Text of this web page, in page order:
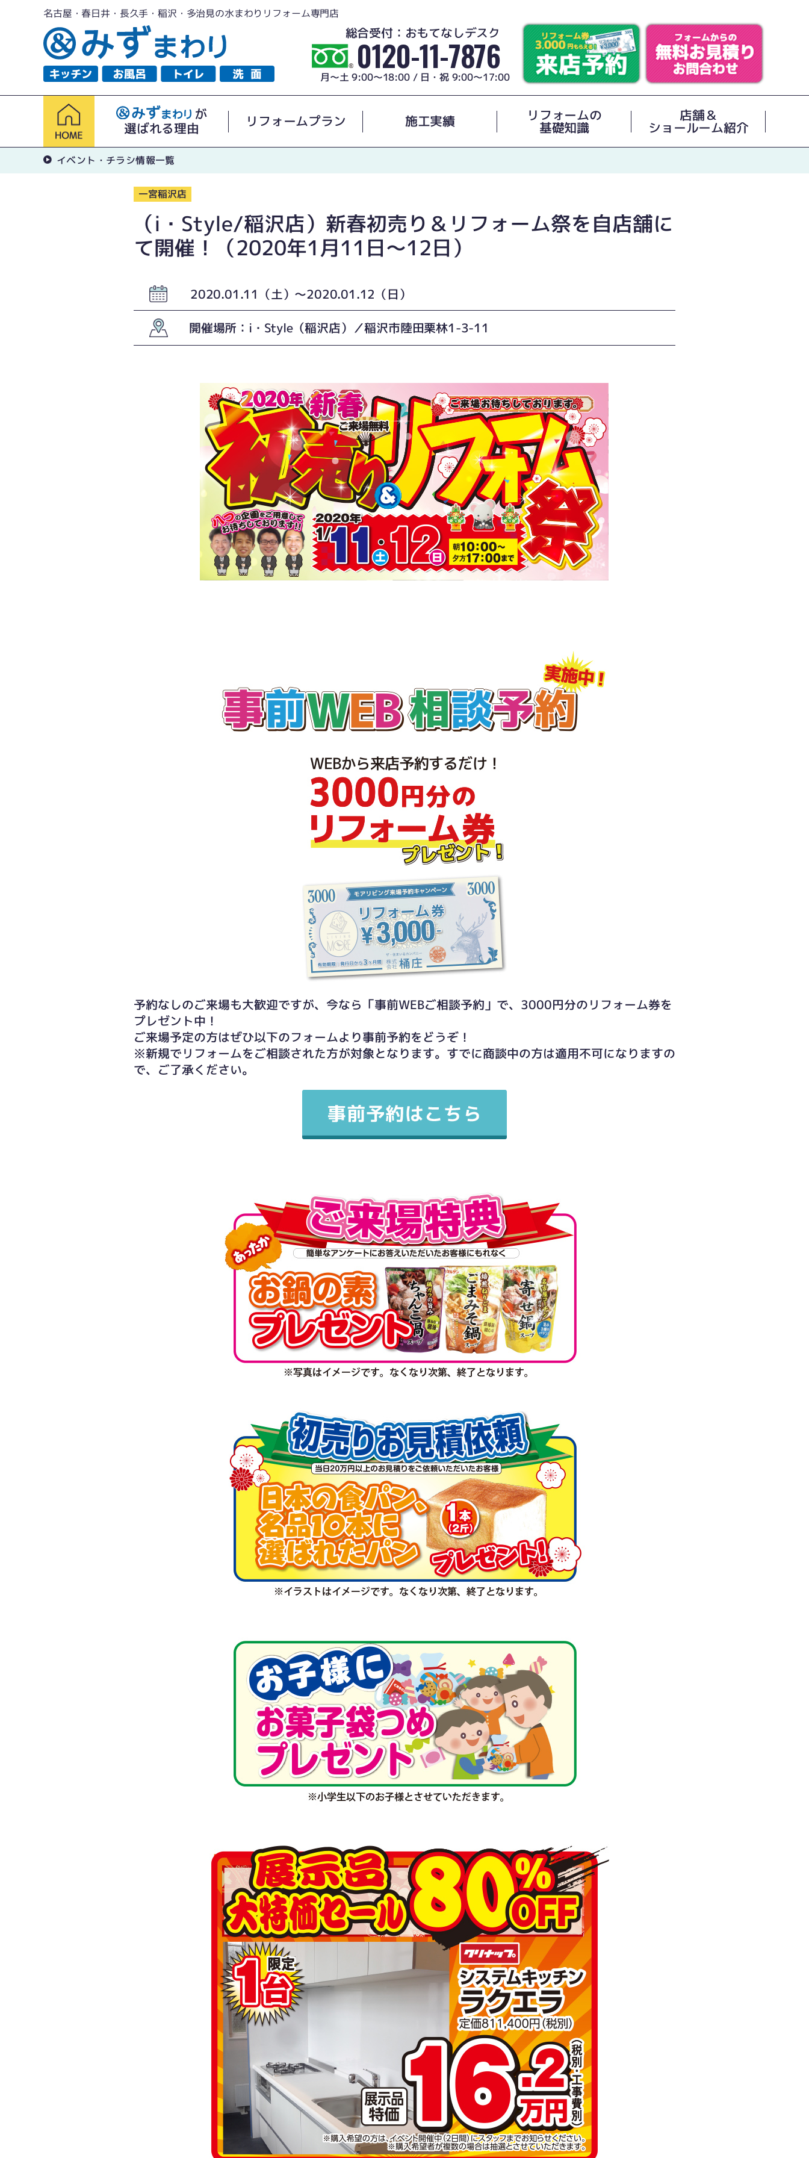
名古屋・春日井・長久手・稲沢・多治見の水まわりリフォーム専門店
総合受付：おもてなしデスク
0120-11-7876
月～土 9:00～18:00 / 日・祝 9:00～17:00
が
選ばれる理由
リフォームプラン 施工実績 リフォームの
基礎知識
店舗＆
ショールーム紹介
イベント・チラシ情報一覧
一宮稲沢店
（i・Style/稲沢店）新春初売り＆リフォーム祭を自店舗に
て開催！（2020年1月11日〜12日）
2020.01.11（土）〜2020.01.12（日）
開催場所：i・Style（稲沢店）／稲沢市陸田栗林1-3-11
予約なしのご来場も大歓迎ですが、今なら「事前WEBご相談予約」で、3000円分のリフォーム券を
プレゼント中！
ご来場予定の方はぜひ以下のフォームより事前予約をどうぞ！
※新規でリフォームをご相談された方が対象となります。すでに商談中の方は適用不可になりますの
で、ご了承ください。